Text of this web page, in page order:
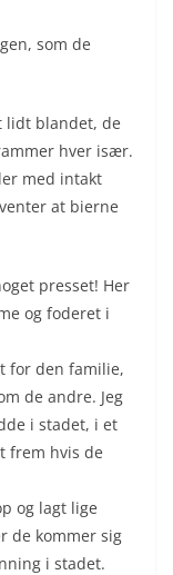
som de
lidt blandet, de
hver især.
med intakt
at bierne
presset! Her
og foderet i
for den familie,
de andre. Jeg
i stadet, i et
frem hvis de
og lagt lige
de kommer sig
i stadet.